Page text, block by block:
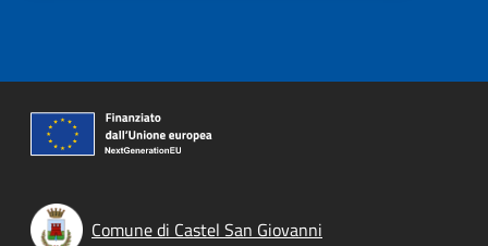
Comune di Castel San Giovanni